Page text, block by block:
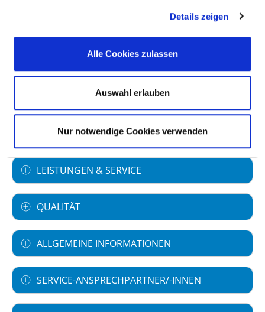
Details zeigen
Alle Cookies zulassen
Auswahl erlauben
Nur notwendige Cookies verwenden
Krankenhausträger: Universitätsklinikum
Gießen und Marburg GmbH
Art des Trägers: privat
FACHABTEILUNGEN
LEISTUNGEN & SERVICE
QUALITÄT
ALLGEMEINE INFORMATIONEN
SERVICE-ANSPRECHPARTNER/-INNEN